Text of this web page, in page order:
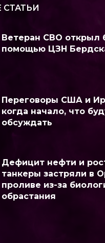
Ветеран СВО открыл
помощью ЦЗН
Переговоры США и
когда начало, что
обсуждать
Дефицит нефти и
танкеры застряли в
проливе из-за
обрастания